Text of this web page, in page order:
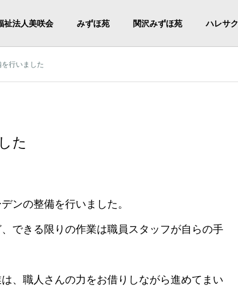
祉法人美咲会 みずほ苑 関沢みずほ苑 ハレサク
行いました
た
ンの整備を行いました。
できる限りの作業は職員スタッフが自らの手
、職人さんの力をお借りしながら進めてまい